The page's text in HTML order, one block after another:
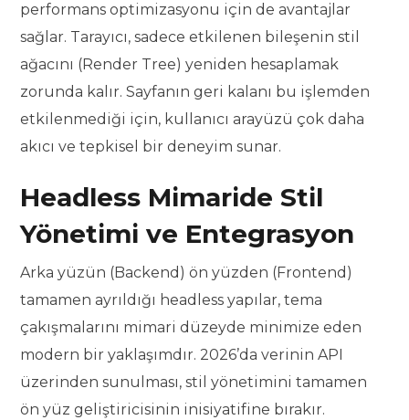
performans optimizasyonu için de avantajlar
sağlar. Tarayıcı, sadece etkilenen bileşenin stil
ağacını (Render Tree) yeniden hesaplamak
zorunda kalır. Sayfanın geri kalanı bu işlemden
etkilenmediği için, kullanıcı arayüzü çok daha
akıcı ve tepkisel bir deneyim sunar.
Headless Mimaride Stil
Yönetimi ve Entegrasyon
Arka yüzün (Backend) ön yüzden (Frontend)
tamamen ayrıldığı headless yapılar, tema
çakışmalarını mimari düzeyde minimize eden
modern bir yaklaşımdır. 2026’da verinin API
üzerinden sunulması, stil yönetimini tamamen
ön yüz geliştiricisinin inisiyatifine bırakır.